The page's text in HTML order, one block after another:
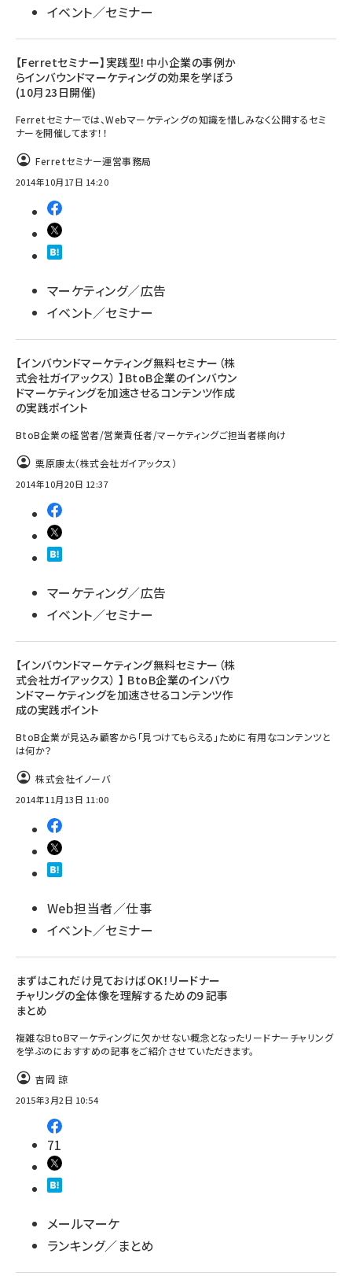
イベント／セミナー
【Ferretセミナー】実践型！中小企業の事例か
らインバウンドマーケティングの効果を学ぼう
(10月23日開催)
Ferretセミナーでは、Webマーケティングの知識を惜しみなく公開するセミ
ナーを開催してます！！
Ferretセミナー運営事務局
2014年10月17日 14:20
マーケティング／広告
イベント／セミナー
【インバウンドマーケティング無料セミナー（株
式会社ガイアックス） 】BtoB企業のインバウン
ドマーケティングを加速させるコンテンツ作成
の実践ポイント
BtoB企業の経営者/営業責任者/マーケティングご担当者様向け
栗原康太（株式会社ガイアックス）
2014年10月20日 12:37
マーケティング／広告
イベント／セミナー
【インバウンドマーケティング無料セミナー（株
式会社ガイアックス） 】 BtoB企業のインバウ
ンドマーケティングを加速させるコンテンツ作
成の実践ポイント
BtoB企業が見込み顧客から「見つけてもらえる」ために有用なコンテンツと
は何か？
株式会社イノーバ
2014年11月13日 11:00
Web担当者／仕事
イベント／セミナー
まずはこれだけ見ておけばOK！リードナー
チャリングの全体像を理解するための９記事
まとめ
複雑なBtoBマーケティングに欠かせない概念となったリードナーチャリング
を学ぶのにおすすめの記事をご紹介させていただきます。
吉岡 諒
2015年3月2日 10:54
71
メールマーケ
ランキング／まとめ